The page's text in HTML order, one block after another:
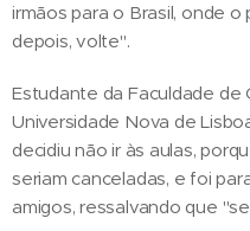
irmãos para o Brasil, onde
depois, volte".
Estudante da Faculdade de
Universidade Nova de
decidiu não ir às aulas,
seriam canceladas, e foi
amigos, ressalvando que